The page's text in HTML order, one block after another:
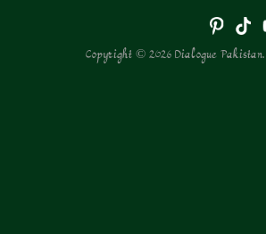
Copyright © 2026 Dialogue